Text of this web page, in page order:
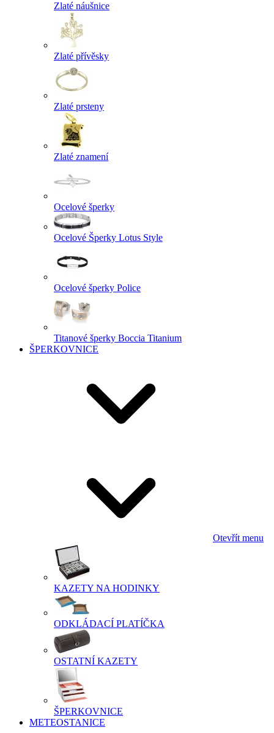
Zlaté náušnice
Zlaté přívěsky
Zlaté prsteny
Zlaté znamení
Ocelové šperky
Ocelové Šperky Lotus Style
Ocelové šperky Police
Titanové šperky Boccia Titanium
ŠPERKOVNICE
Otevřít menu
KAZETY NA HODINKY
ODKLÁDACÍ PLATÍČKA
OSTATNÍ KAZETY
ŠPERKOVNICE
METEOSTANICE